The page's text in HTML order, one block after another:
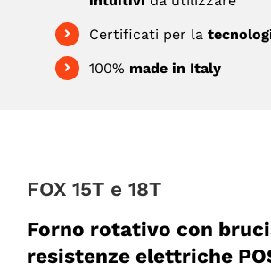
Certificati per la
100% made in Italy
FOX 15T e 18T
Forno rotativo con
resistenze elettriche